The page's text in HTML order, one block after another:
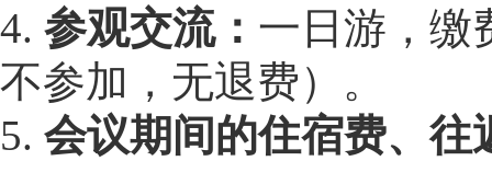
4. 参观交流： 一日游，缴
不参加，无退费）。
5. 会议期间的住宿费、往